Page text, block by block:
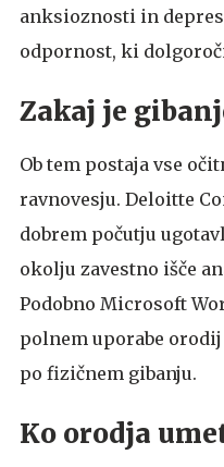
anksioznosti in
odpornost, ki
Zakaj je
Ob tem postaja vse
ravnovesju. Deloitte
dobrem počutju
okolju zavestno išče
Podobno Microsoft
polnem uporabe
po fizičnem gibanju.
Ko orodja